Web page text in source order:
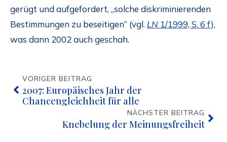
gerügt und aufgefordert, „solche diskriminierenden
Bestimmungen zu beseitigen“ (vgl.LN 1/1999, S. 6 f),
was dann 2002 auch geschah.
VORIGER BEITRAG
2007: Europäisches Jahr der
Chancengleichheit für alle
NÄCHSTER BEITRAG
Knebelung der Meinungsfreiheit